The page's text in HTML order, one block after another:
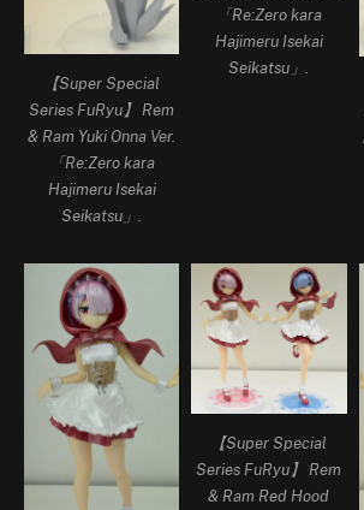
【Super Special
Series FuRyu】 Rem
& Ram Yuki Onna Ver.
「Re:Zero kara
Hajimeru Isekai
Seikatsu」.
「Re:Zero kara
Hajimeru Isekai
Seikatsu」.
【Super Special
Series FuRyu】 Rem
& Ram Red Hood